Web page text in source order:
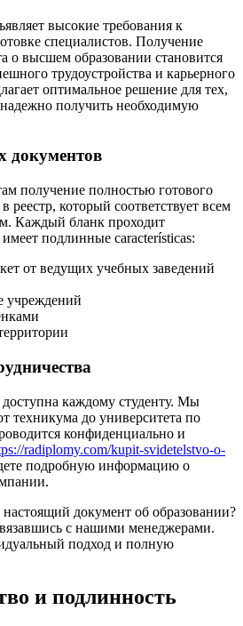
высокие требования к
специалистов. Получение
о высшем образовании становится
трудоустройства и карьерного
оптимальное решение для тех,
получить необходимую
документов
получение полностью готового
реестр, который соответствует всем
Каждый бланк проходит
подлинные características:
от ведущих учебных заведений
учреждений
каждому студенту. Мы
техникума до университета по
конфиденциально и
radiplomy.com/kupit-svidetelstvo-o-
подробную информацию о
документ об образовании?
с нашими менеджерами.
подход и полную
и подлинность